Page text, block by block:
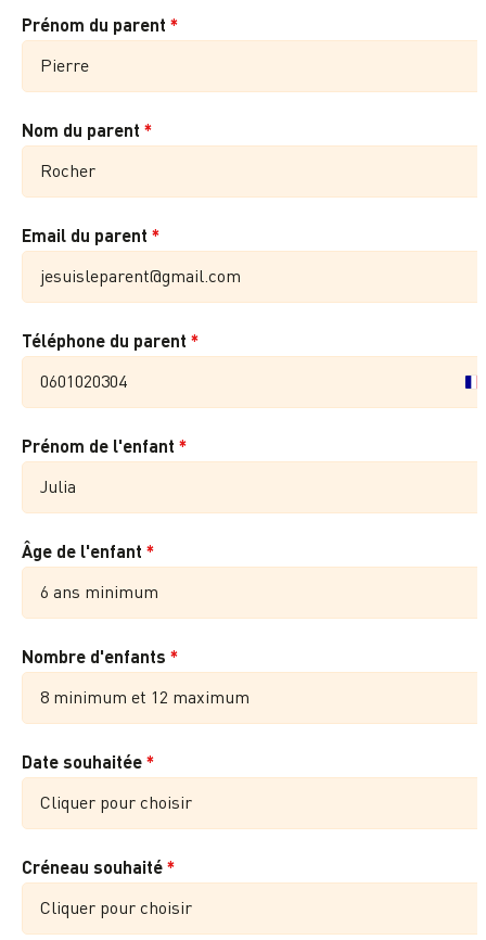
Prénom du parent *
Nom du parent *
Email du parent *
Téléphone du parent *
Prénom de l'enfant *
Âge de l'enfant *
Nombre d'enfants *
Date souhaitée*
Créneau souhaité*
Cliquer pour choisir